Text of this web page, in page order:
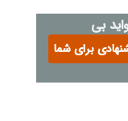
بی
برای شما